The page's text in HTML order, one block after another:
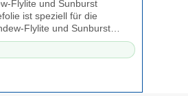
Flylite und Sunburst
ist speziell für die
Flylite und Sunburst
bietet eine effektive
von Insekten.Original
optimale
sich auf ihre hohe Qualität